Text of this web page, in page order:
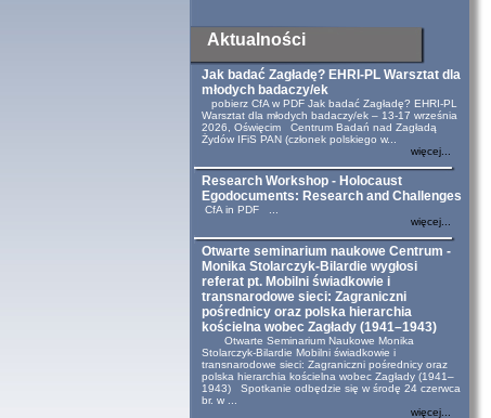
Aktualności
Jak badać Zagładę? EHRI-PL Warsztat dla
młodych badaczy/ek
pobierz CfA w PDF Jak badać Zagładę? EHRI-PL
Warsztat dla młodych badaczy/ek – 13-17 września
2026, Oświęcim Centrum Badań nad Zagładą
Żydów IFiS PAN (członek polskiego w...
więcej...
Research Workshop - Holocaust
Egodocuments: Research and Challenges
CfA in PDF ...
więcej...
Otwarte seminarium naukowe Centrum -
Monika Stolarczyk-Bilardie wygłosi
referat pt. Mobilni świadkowie i
transnarodowe sieci: Zagraniczni
pośrednicy oraz polska hierarchia
kościelna wobec Zagłady (1941–1943)
Otwarte Seminarium Naukowe Monika
Stolarczyk-Bilardie Mobilni świadkowie i
transnarodowe sieci: Zagraniczni pośrednicy oraz
polska hierarchia kościelna wobec Zagłady (1941–
1943) Spotkanie odbędzie się w środę 24 czerwca
br. w ...
więcej...